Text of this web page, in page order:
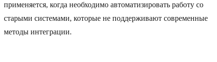
применяется, когда необходимо автоматизировать работу со
старыми системами, которые не поддерживают современные
методы интеграции.